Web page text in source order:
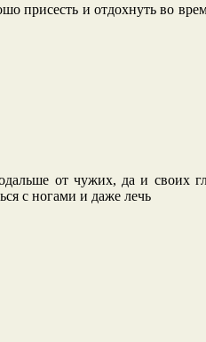
присесть и отдохнуть во
от чужих, да и своих
с ногами и даже лечь